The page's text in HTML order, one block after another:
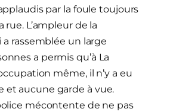
par la foule toujours
rue. L’ampleur de la
rassemblée un large
a permis qu’à La
même, il n’y a eu
et aucune garde à vue.
mécontente de ne pas